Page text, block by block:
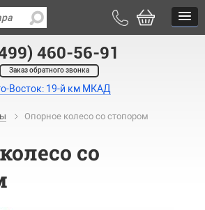
460-56-91
Заказ обратного звонка
Восток: 19-й км МКАД
Опорное колесо со стопором
со